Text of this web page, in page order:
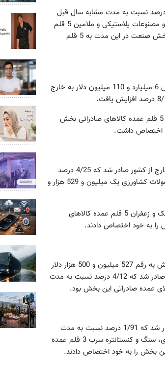
صادرات هر تن کالای بخش صنعت در این مدت 5/713 دلار بود که 5/15 درصد نسبت به مدت مشابه سال قبل
افزایش داشت. آهن‌آلات و فولاد، شمش مس، مصنوعات مسی، روغن – گریس و مصنوعات پلاستیکی و ملامین 5 قلم
عمده کالاهای صادراتی بخش صنعت بوده‌اند. 9/43 درصد از ارزش کل صادرات بخش صنعت در این مدت به 5 قلم
در این مدت 14 میلیون و 236 هزار و 800 تن انواع محصولات پتروشیمی به ارزش 6 میلیارد و 110 میلیون دلار به خارج
میعانات گازی (پروپان، بوتان و...)، پلی‌اتیلن، متانول، بنزن و انواع آن و انواع قیر 5 قلم عمده کالاهای صادراتی بخش
در این مدت 2 میلیارد و 69 میلیون و 800 هزار دلار انواع کالاهای کشاورزی به خارج از کشور صادر شد که 4/25 درصد
نسبت به مدت مشابه سال قبل افزایش نشان می‌دهد. میزان وزنی صادرات محصولات کشاورزی یک میلیون و 529 هزار و
پسته و مغزپسته، کشمش و انواع آن، پوست و انواع سالامبور، خرمای تازه و خشک و زعفران 5 قلم عمده کالاهای
صادرات انواع کالاهای صنایع دستی طی سال گذشته با ٧/١٧ درصد کاهش در ارزش به رقم 527 میلیون و 500 هزار دلار
رسید. در این مدت 405 میلیون و 400 هزار دلار فرش دستباف به خارج از کشور صادر شد که 4/12 درصد نسبت به مدت
عمده صادراتی این بخش بود.
در این مدت 849 میلیون و 500 هزار دلار انواع مواد معدنی به خارج از کشور صادر شد که 1/91 درصد نسبت به مدت
مشابه سال قبل افزایش یافت. سنگ و کنستانتره مولیبدن، سنگ و کنستانتره روی، سنگ و کنستانتره سرب 3 قلم عمده